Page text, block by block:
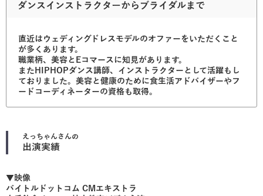
ダンスインストラクターからブライダルまで
直近はウェディングドレスモデルのオファーをいただくこと
が多くあります。
職業柄、美容とEコマースに知見があります。
またHIPHOPダンス講師、インストラクターとして活躍もし
ておりました。美容と健康のために食生活アドバイザーやフ
ードコーディネーターの資格も取得。
えっちゃん さんの
出演実績
▼映像
バイトルドットコム CMエキストラ